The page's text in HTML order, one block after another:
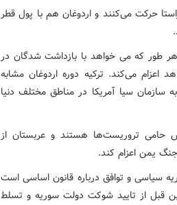
حرکت می‌کنند و اردوغان هم با پول قطر
طور که می خواهد با بازداشت شدگان در
اعزام می‌کند. ترکیه دوره اردوغان مشابه
سیا آمریکا در مناطق مختلف دنیا
حامی تروریست‌ها هستند و عربستان از
یمن اعزام کند.
سیاسی و توافق درباره قانون اساسی است
قبل از تایید شوکت دولت سوریه و تسلط